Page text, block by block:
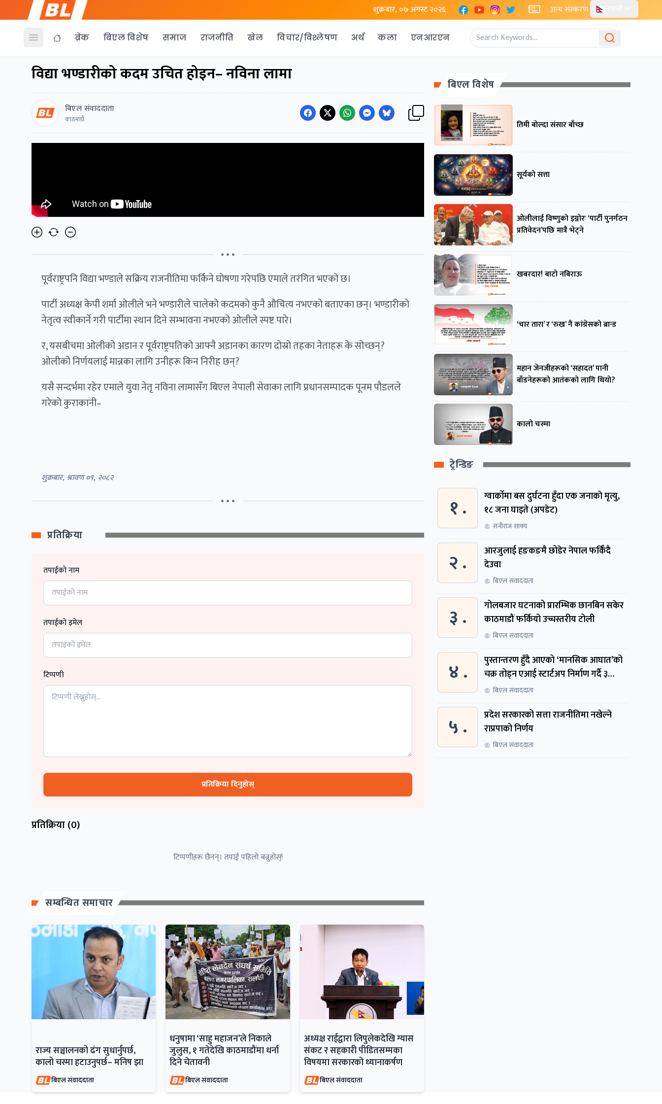
शुक्रबार, ०७ अगस्ट २०२६ FacebookYouTubeInstagram
X अन्य संस्करण
Open menu ब्रेक बिएल विशेष समाज राजनीति खेल विचार/विश्लेषण अर्थ कला एनआरएन
विद्या भण्डारीको कदम उचित होइन– नविना लामा
बिएल संवाददाता
काठमाडाैं
• • •
पूर्वराष्ट्रपनि विद्या भण्डाले सक्रिय राजनीतिमा फर्किने घोषणा गरेपछि एमाले तरंगित भएको छ।
पार्टी अध्यक्ष केपी शर्मा ओलीले भने भण्डारीले चालेको कदमको कुनै औचित्य नभएको बताएका छन्। भण्डारीको
नेतृत्व स्वीकार्ने गरी पार्टीमा स्थान दिने सम्भावना नभएको ओलीले स्पष्ट पारे।
र, यसबीचमा ओलीको अडान र पूर्वराष्ट्रपतिको आफ्नै अडानका कारण दोस्रो तहका नेताहरू के सोच्छन्?
ओलीको निर्णयलाई मान्नका लागि उनीहरू किन निरीह छन्?
यसै सन्दर्भमा रहेर एमाले युवा नेतृ नविना लामासँग बिएल नेपाली सेवाका लागि प्रधानसम्पादक पूनम पौडलले
गरेको कुराकानी–
शुक्रबार, श्रावण ०९, २०८२
• • •
प्रतिक्रिया
तपाईको नाम
तपाईको इमेल
टिप्पणी
प्रतिक्रिया दिनुहोस्
प्रतिक्रिया (0)
टिप्पणीहरू छैनन्। तपाईं पहिलो बन्नुहोस्!
सम्बन्धित समाचार
राज्य सञ्चालनको ढंग सुधार्नुपर्छ,
कालो चस्मा हटाउनुपर्छ– मनिष झा
बिएल संवाददाता
धनुषामा ‘साहु महाजन’ले निकाले
जुलुस, १ गतेदेखि काठमाडौंमा धर्ना
दिने चेतावनी
बिएल संवाददाता
अध्यक्ष राईद्वारा लिपुलेकदेखि ग्यास
संकट र सहकारी पीडितसम्मका
विषयमा सरकारको ध्यानाकर्षण
बिएल संवाददाता
बिएल विशेष
तिमी बोल्दा संसार बाँच्छ
सूर्यको सत्ता
ओलीलाई विष्णुको इग्नोरः ‘पार्टी पुनर्गठन
प्रतिवेदन’पछि मात्रै भेट्ने
खबरदार! बाटो नबिराऊ
‘चार तारा’ र ‘रुख’ नै कांग्रेसको ब्रान्ड
महान जेनजीहरूको ‘सहादत’ पानी
बाँडनेहरूको आतंकको लागि थियो?
कालो चस्मा
ट्रेन्डिङ
१ .
ग्वार्काेमा बस दुर्घटना हुँदा एक जनाकाे मृत्यु,
१८ जना घाइते (अपडेट)
सनीराज शाक्य
२ .
आरजुलाई हङकङमै छोडेर नेपाल फर्किँदै
देउवा
बिएल संवाददाता
३ .
गोलबजार घटनाको प्रारम्भिक छानबिन सकेर
काठमाडौं फर्कियो उच्चस्तरीय टोली
बिएल संवाददाता
४ .
पुस्तान्तरण हुँदै आएको ‘मानसिक आघात’को
चक्र तोड्न एआई स्टार्टअप निर्माण गर्दै ३
नेपाली
बिएल संवाददाता
५ .
प्रदेश सरकारको सत्ता राजनीतिमा नखेल्ने
राप्रपाको निर्णय
बिएल संवाददाता